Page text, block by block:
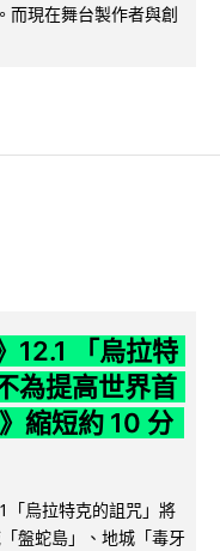
而現在舞台製作者與創
12.1 「烏拉特
為提高世界首
縮短約 10 分
「烏拉特克的詛咒」將
盤蛇島」、地城「毒牙